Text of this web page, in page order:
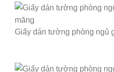
Giấy dán tường phòng ngủ